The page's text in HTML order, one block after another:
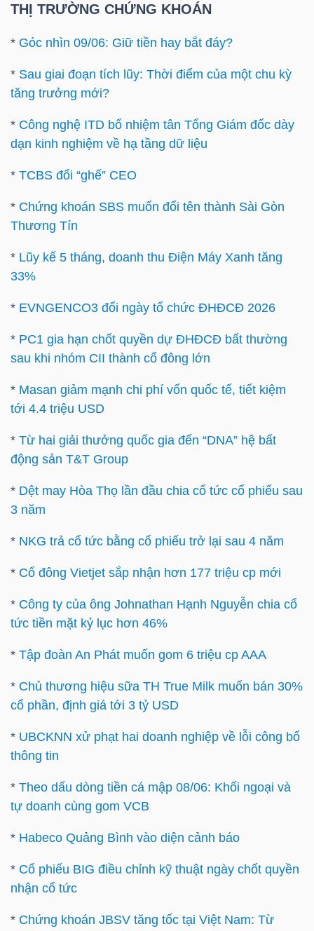
THỊ TRƯỜNG CHỨNG KHOÁN
* Góc nhìn 09/06: Giữ tiền hay bắt đáy?
* Sau giai đoạn tích lũy: Thời điểm của một chu kỳ
tăng trưởng mới?
* Công nghệ ITD bổ nhiệm tân Tổng Giám đốc dày
dạn kinh nghiệm về hạ tầng dữ liệu
* TCBS đổi “ghế” CEO
* Chứng khoán SBS muốn đổi tên thành Sài Gòn
Thương Tín
* Lũy kế 5 tháng, doanh thu Điện Máy Xanh tăng
33%
* EVNGENCO3 đổi ngày tổ chức ĐHĐCĐ 2026
* PC1 gia hạn chốt quyền dự ĐHĐCĐ bất thường
sau khi nhóm CII thành cổ đông lớn
* Masan giảm mạnh chi phí vốn quốc tế, tiết kiệm
tới 4.4 triệu USD
* Từ hai giải thưởng quốc gia đến “DNA” hệ bất
động sản T&T Group
* Dệt may Hòa Thọ lần đầu chia cổ tức cổ phiếu sau
3 năm
* NKG trả cổ tức bằng cổ phiếu trở lại sau 4 năm
* Cổ đông Vietjet sắp nhận hơn 177 triệu cp mới
* Công ty của ông Johnathan Hạnh Nguyễn chia cổ
tức tiền mặt kỷ lục hơn 46%
* Tập đoàn An Phát muốn gom 6 triệu cp AAA
* Chủ thương hiệu sữa TH True Milk muốn bán 30%
cổ phần, định giá tới 3 tỷ USD
* UBCKNN xử phạt hai doanh nghiệp về lỗi công bố
thông tin
* Theo dấu dòng tiền cá mập 08/06: Khối ngoại và
tự doanh cùng gom VCB
* Habeco Quảng Bình vào diện cảnh báo
* Cổ phiếu BIG điều chỉnh kỹ thuật ngày chốt quyền
nhận cổ tức
* Chứng khoán JBSV tăng tốc tại Việt Nam: Từ
YẾU
TIÊU
THIẾT
YẾU
CHĂM
SÓC
SỨC
CÔNG
NGHỆ
TIN
DỊCH
VỤ
THÔNG
ÍCH
BẤT
SẢN